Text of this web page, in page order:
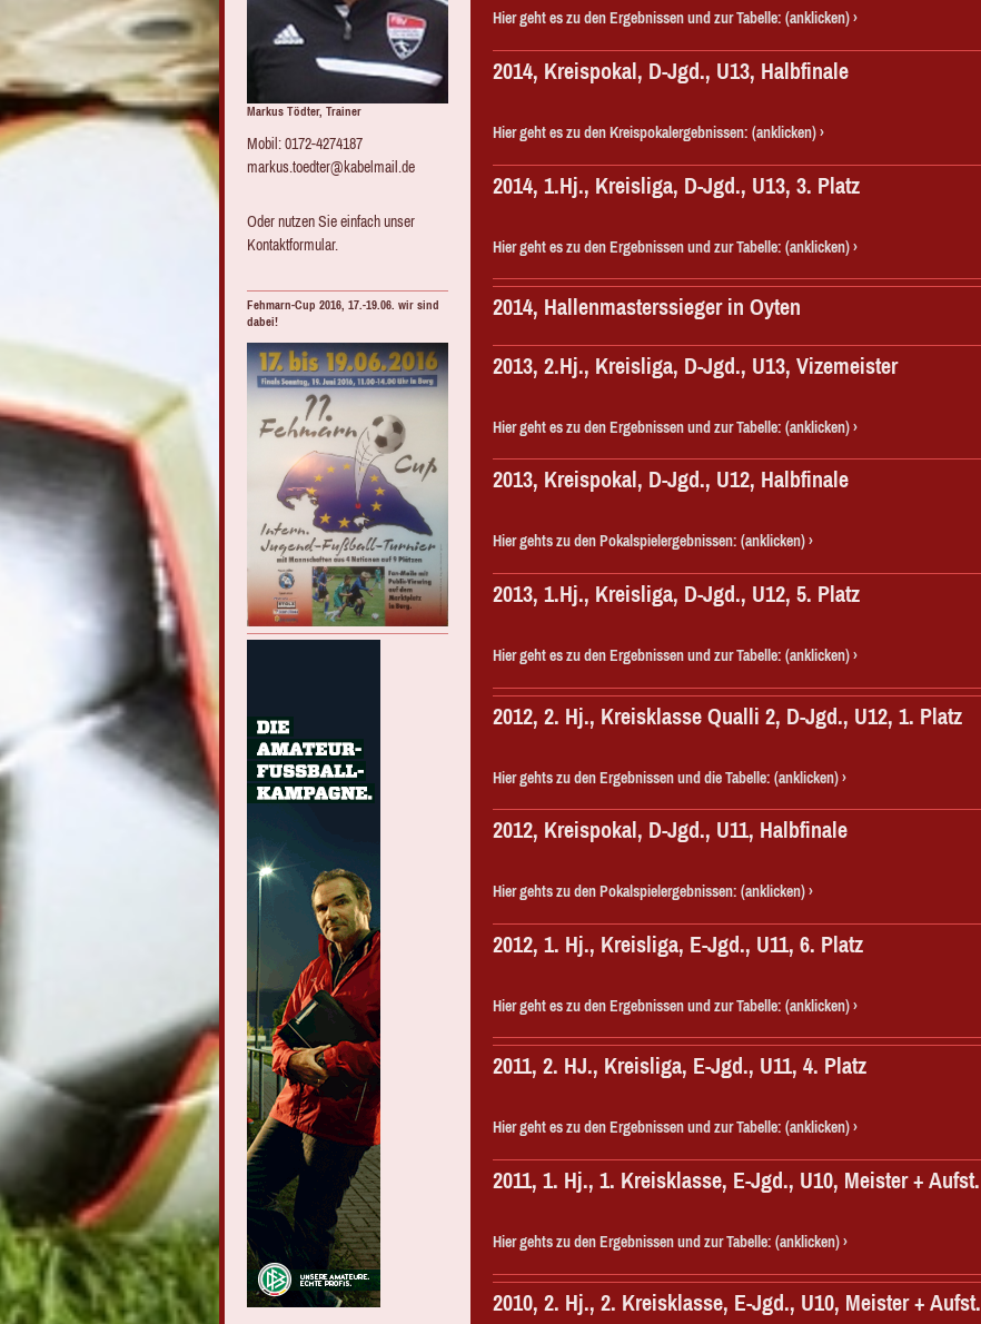
Markus Tödter, Trainer
Mobil: 0172-4274187
markus.toedter@kabelmail.de
Oder nutzen Sie einfach unser
Kontaktformular.
Fehmarn-Cup 2016, 17.-19.06. wir sind
dabei!
Hier geht es zu den Ergebnissen und zur Tabelle: (anklicken)
2014, Kreispokal, D-Jgd., U13, Halbfinale
Hier geht es zu den Kreispokalergebnissen: (anklicken)
2014, 1.Hj., Kreisliga, D-Jgd., U13, 3. Platz
Hier geht es zu den Ergebnissen und zur Tabelle: (anklicken)
2014, Hallenmasterssieger in Oyten
2013, 2.Hj., Kreisliga, D-Jgd., U13, Vizemeister
Hier geht es zu den Ergebnissen und zur Tabelle: (anklicken)
2013, Kreispokal, D-Jgd., U12, Halbfinale
Hier gehts zu den Pokalspielergebnissen: (anklicken)
2013, 1.Hj., Kreisliga, D-Jgd., U12, 5. Platz
Hier geht es zu den Ergebnissen und zur Tabelle: (anklicken)
2012, 2. Hj., Kreisklasse Qualli 2, D-Jgd., U12, 1. Platz
Hier gehts zu den Ergebnissen und die Tabelle: (anklicken)
2012, Kreispokal, D-Jgd., U11, Halbfinale
Hier gehts zu den Pokalspielergebnissen: (anklicken)
2012, 1. Hj., Kreisliga, E-Jgd., U11, 6. Platz
Hier geht es zu den Ergebnissen und zur Tabelle: (anklicken)
2011, 2. HJ., Kreisliga, E-Jgd., U11, 4. Platz
Hier geht es zu den Ergebnissen und zur Tabelle: (anklicken)
2011, 1. Hj., 1. Kreisklasse, E-Jgd., U10, Meister + Aufst.
Hier gehts zu den Ergebnissen und zur Tabelle: (anklicken)
2010, 2. Hj., 2. Kreisklasse, E-Jgd., U10, Meister + Aufst.